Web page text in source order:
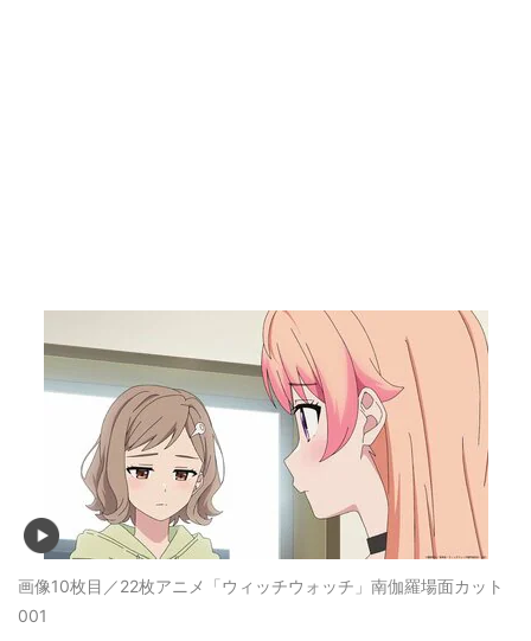
画像10枚目／22枚アニメ「ウィッチウォッチ」南伽羅場面カット
001